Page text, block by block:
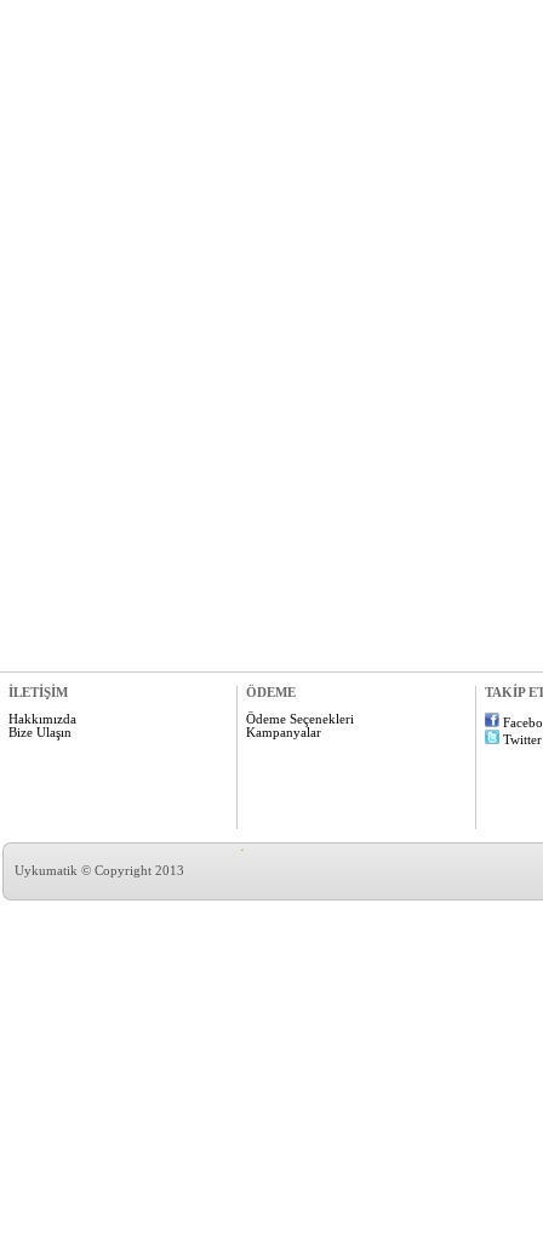
İLETİŞİM
Hakkımızda
Bize Ulaşın
ÖDEME
Ödeme Seçenekleri
Kampanyalar
TAKİP
Twitter
Uykumatik © Copyright 2013